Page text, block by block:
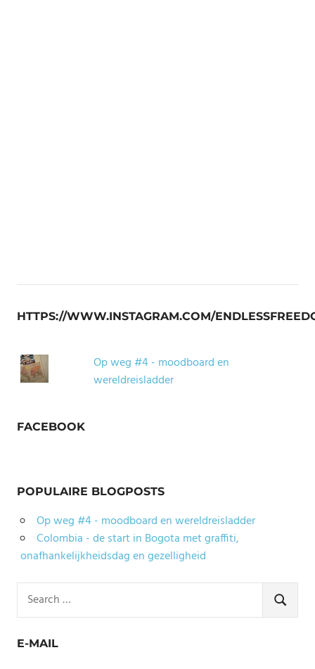
HTTPS://WWW.INSTAGRAM.COM/
Op weg #4 - moodboard en
wereldreisladder
FACEBOOK
POPULAIRE BLOGPOSTS
Op weg #4 - moodboard en wereldreisladder
Colombia - de start in Bogota met graffiti,
onafhankelijkheidsdag en gezelligheid
for:
SEARCH
E-MAIL